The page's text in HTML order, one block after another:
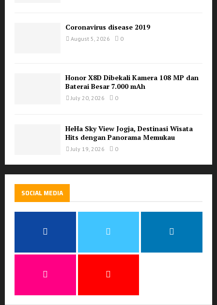
Coronavirus disease 2019
August 5, 2026 0
Honor X8D Dibekali Kamera 108 MP dan
Baterai Besar 7.000 mAh
July 20, 2026 0
HeHa Sky View Jogja, Destinasi Wisata
Hits dengan Panorama Memukau
July 19, 2026 0
SOCIAL MEDIA